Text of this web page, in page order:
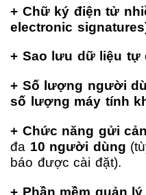
+ Chữ ký điện tử
electronic
+ Sao lưu dữ liệu tự
+ Số lượng người
số lượng máy tính
+ Chức năng gửi
đa 10 người dùng
báo được cài đặt).
+ Phần mềm quản